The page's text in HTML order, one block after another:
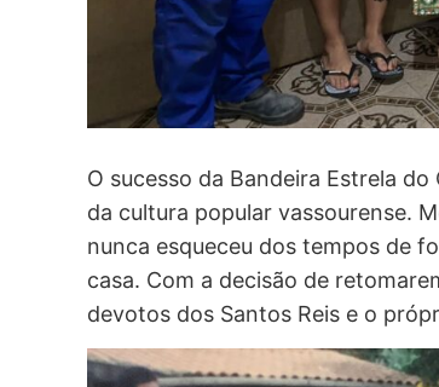
O sucesso da Bandeira Estrela
da cultura popular vassourense.
nunca esqueceu dos tempos de
casa. Com a decisão de
devotos dos Santos Reis e o